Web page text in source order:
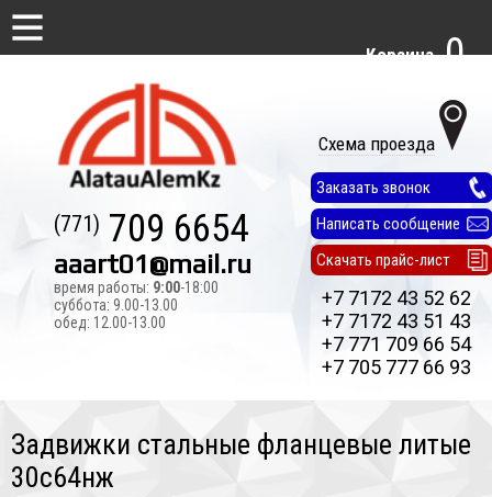
Схема проезда
(771) 709 6654
aaart01@mail.ru
время работы: 9:00-18:00
суббота: 9.00-13.00
обед: 12.00-13.00
Заказать звонок
Написать сообщение
Скачать прайс-лист
+7 7172 43 52 62
+7 7172 43 51 43
+7 771 709 66 54
+7 705 777 66 93
Корзина 0
Задвижки стальные фланцевые литые
30с64нж